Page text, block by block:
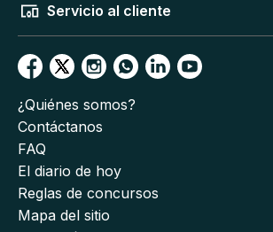
Servicio al cliente
¿Quiénes somos?
Contáctanos
FAQ
El diario de hoy
Reglas de concursos
Mapa del sitio